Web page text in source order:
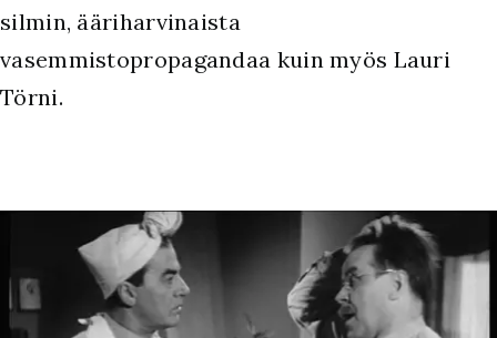
silmin, ääriharvinaista
vasemmistopropagandaa kuin myös Lauri
Törni.